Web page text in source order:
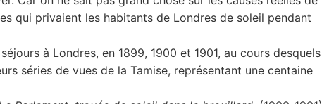
qui privaient les habitants de Londres de soleil pendant
à Londres, en 1899, 1900 et 1901, au cours desquels
séries de vues de la Tamise, représentant une centaine